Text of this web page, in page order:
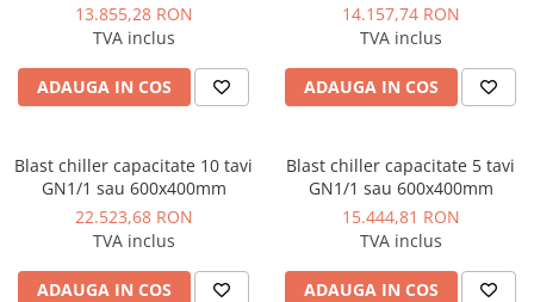
13.855,28 RON
TVA inclus
ADAUGA IN COS
14.157,74 RON
TVA inclus
ADAUGA IN COS
Blast chiller capacitate 10 tavi
GN1/1 sau 600x400mm
22.523,68 RON
TVA inclus
ADAUGA IN COS
Blast chiller capacitate 5 tavi
GN1/1 sau 600x400mm
15.444,81 RON
TVA inclus
ADAUGA IN COS